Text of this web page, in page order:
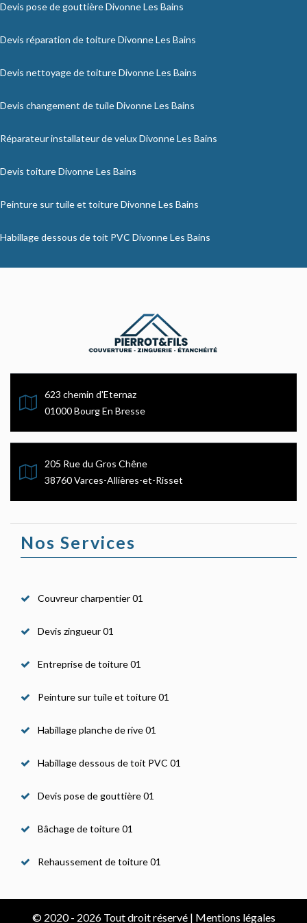
Devis pose de gouttière Divonne Les Bains
Devis réparation de toiture Divonne Les Bains
Devis nettoyage de toiture Divonne Les Bains
Devis changement de tuile Divonne Les Bains
Réparateur installateur de velux Divonne Les Bains
Devis toiture Divonne Les Bains
Peinture sur tuile et toiture Divonne Les Bains
Habillage dessous de toit PVC Divonne Les Bains
623 chemin d'Eternaz
01000 Bourg En Bresse
205 Rue du Gros Chêne
38760 Varces-Allières-et-Risset
Nos Services
Couvreur charpentier 01
Devis zingueur 01
Entreprise de toiture 01
Peinture sur tuile et toiture 01
Habillage planche de rive 01
Habillage dessous de toit PVC 01
Devis pose de gouttière 01
Bâchage de toiture 01
Rehaussement de toiture 01
© 2020 - 2026 Tout droit réservé | Mentions légales